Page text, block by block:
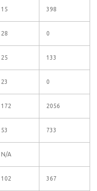
15 398
28 0
25 133
23 0
172 2056
53 733
N/A
102 367